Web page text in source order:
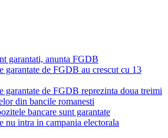
garantati, anunta FGDB
garantate de FGDB au crescut cu 13
garantate de FGDB reprezinta doua treimi
din bancile romanesti
bancare sunt garantate
nu intra in campania electorala